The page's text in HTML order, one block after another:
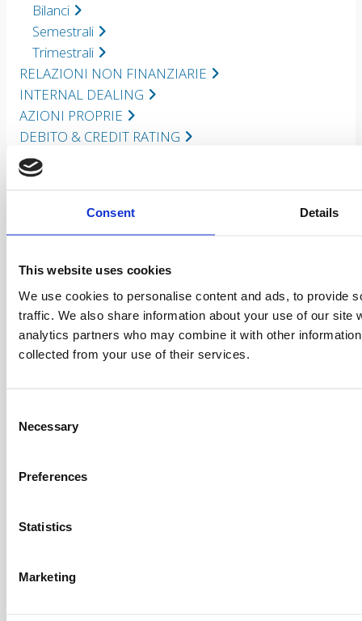
Consent Details
This website uses cookies
We use cookies to personalise content and ads, to provide
traffic. We also share information about your use of our site
analytics partners who may combine it with other
collected from your use of their services.
Selection
Necessary
Preferences
Statistics
Marketing
Bilanci
Semestrali
Trimestrali
RELAZIONI NON FINANZIARIE
INTERNAL DEALING
AZIONI PROPRIE
DEBITO & CREDIT RATING
CONTATTI IR
Vincenzo Auciello
investorrelations@trevifin.com
TREVI – Finanziaria Industriale SpA
via Larga di Sant’Andrea, n. 201
47522 Cesena
Forlì-Cesena